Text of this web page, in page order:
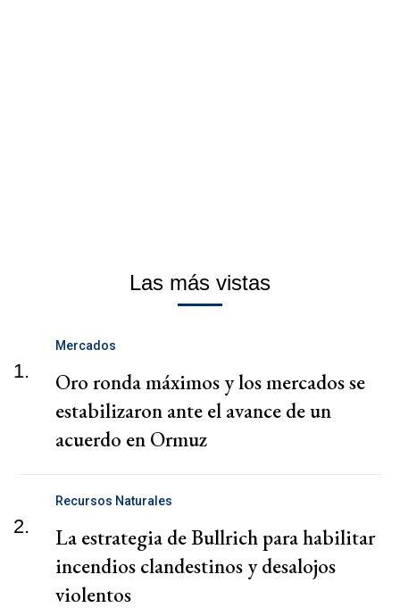
Las más vistas
1.
Mercados
Oro ronda máximos y los mercados se
estabilizaron ante el avance de un
acuerdo en Ormuz
2.
Recursos Naturales
La estrategia de Bullrich para habilitar
incendios clandestinos y desalojos
violentos